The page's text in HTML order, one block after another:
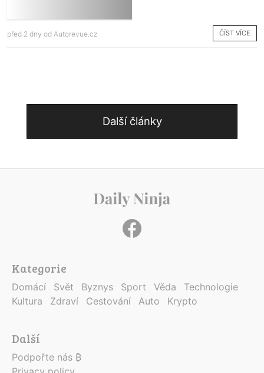
před 2 dny od Autorevue.cz ČÍST VÍCE
Další články
Kategorie
Domácí Svět Byznys Sport Věda
Technologie
Kultura
Zdraví Cestování Auto Krypto
Další
Podpořte nás ₿